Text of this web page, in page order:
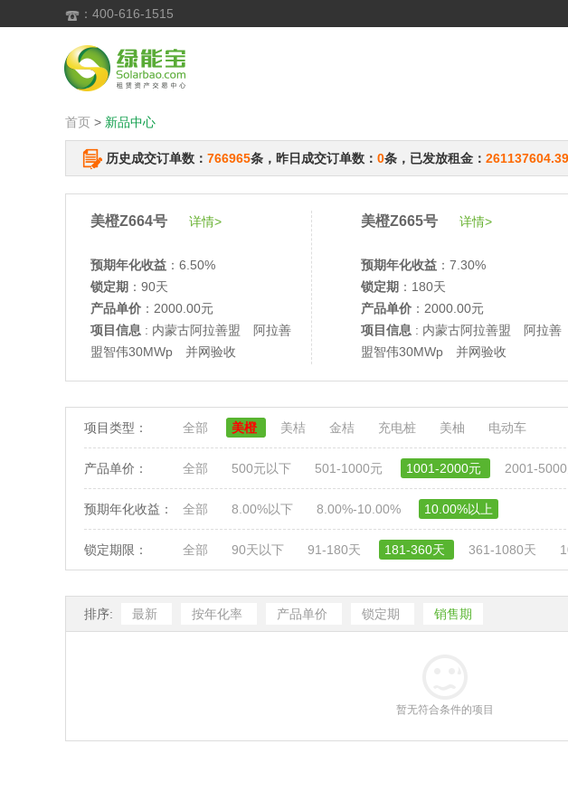
 ：400-616-1515
首页 > 新品中心
历史成交订单数： 766965条，昨日成交订单数： 0条，已发放租金： 261137604.39
美橙Z664号 详情>
预期年化收益 ：6.50%
锁定期 ：90天
产品单价 ：2000.00元
项目信息 : 内蒙古阿拉善盟 阿拉善
盟智伟30MWp 并网验收
美橙Z665号 详情>
预期年化收益 ：7.30%
锁定期 ：180天
产品单价 ：2000.00元
项目信息 : 内蒙古阿拉善盟 阿拉善
盟智伟30MWp 并网验收
项目类型： 全部 美橙 美桔 金桔 充电桩 美柚 电动车
产品单价： 全部 500元以下 501-1000元 1001-2000元 2001-
预期年化收益： 全部 8.00%以下 8.00%-10.00% 10.00%以上
锁定期限： 全部 90天以下 91-180天 181-360天 361-1080天
排序: 最新 按年化率 产品单价 锁定期 销售期
暂无符合条件的项目